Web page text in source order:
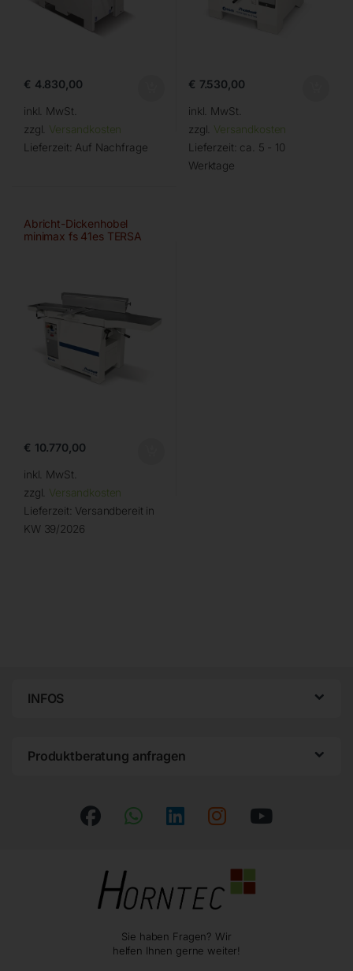
€ 4.830,00
inkl. MwSt.
zzgl. Versandkosten
Lieferzeit: Auf Nachfrage
€ 7.530,00
inkl. MwSt.
zzgl. Versandkosten
Lieferzeit: ca. 5 - 10
Werktage
Abricht-Dickenhobel
minimax fs 41es TERSA
€ 10.770,00
inkl. MwSt.
zzgl. Versandkosten
Lieferzeit: Versandbereit in
KW 39/2026
INFOS
Produktberatung anfragen
Sie haben Fragen? Wir
helfen Ihnen gerne weiter!